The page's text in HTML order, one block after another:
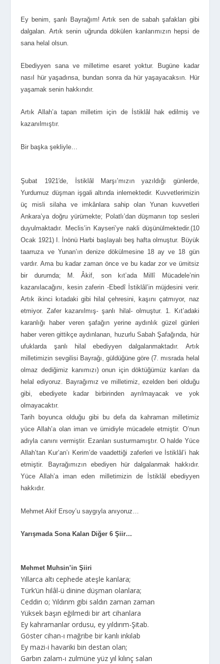
Ey benim, şanlı Bayrağım! Artık sen de sabah şafakları gibi
dalgalan. Artık senin uğrunda dökülen kanlarımızın hepsi de
sana helal olsun.
Ebediyyen sana ve milletime esaret yoktur. Bugüne kadar
nasıl hür yaşadınsa, bundan sonra da hür yaşayacaksın. Hür
yaşamak senin hakkındır.
Artık Allah’a tapan milletim için de İstiklâl hak edilmiş ve
kazanılmıştır.
Bir başka şekliyle…
Şubat 1921′de, İstiklâl Marşı’mızın yazıldığı günlerde,
Yurdumuz düşman işgali altında inlemektedir. Kuvvetlerimizin
üç misli silaha ve imkânlara sahip olan Yunan kuvvetleri
Ankara’ya doğru yürümekte; Polatlı’dan düşmanın top sesleri
duyulmaktadır. Meclis’in Kayseri’ye nakli düşünülmektedir.(10
Ocak 1921) I. İnönü Harbi başlayalı beş hafta olmuştur. Büyük
taarruza ve Yunan’ın denize dökülmesine 18 ay ve 18 gün
vardır. Ama bu kadar zaman önce ve bu kadar zor ve ümitsiz
bir durumda; M. Âkif, son kıt’ada Millî Mücadele’nin
kazanılacağını, kesin zaferin -Ebedî İstiklâl’in müjdesini verir.
Artık ikinci kıtadaki gibi hilal çehresini, kaşını çatmıyor, naz
etmiyor. Zafer kazanılmış- şanlı hilal- olmuştur. 1. Kıt’adaki
karanlığı haber veren şafağın yerine aydınlık güzel günleri
haber veren gittikçe aydınlanan, huzurlu Sabah Şafağında, hür
ufuklarda şanlı hilal ebediyyen dalgalanmaktadır. Artık
milletimizin sevgilisi Bayrağı, güldüğüne göre (7. mısrada helal
olmaz dediğimiz kanımızı) onun için döktüğümüz kanları da
helal ediyoruz. Bayrağımız ve milletimiz, ezelden beri olduğu
gibi, ebediyete kadar birbirinden ayrılmayacak ve yok
olmayacaktır.
Tarih boyunca olduğu gibi bu defa da kahraman milletimiz
yüce Allah’a olan iman ve ümidiyle mücadele etmiştir. O’nun
adıyla canını vermiştir. Ezanları susturmamıştır. O halde Yüce
Allah’tan Kur’an’ı Kerim’de vaadettiği zaferleri ve İstiklâl’i hak
etmiştir. Bayrağımızın ebediyen hür dalgalanmak hakkıdır.
Yüce Allah’a iman eden milletimizin de İstiklâl ebediyyen
hakkıdır.
Mehmet Akif Ersoy’u saygıyla anıyoruz…
Yarışmada Sona Kalan Diğer 6 Şiir…
Mehmet Muhsin’in Şiiri
Yıllarca altı cephede ateşle kanlara;
Türk’ün hilâl-ü dinine düşman olanlara;
Ceddin o; Yıldırım gibi saldın zaman zaman
Yüksek başın eğilmedi bir art cihanlara
Ey kahramanlar ordusu, ey yıldırım-Şitab.
Göster cihan-ı mağribe bir kanlı inkılab
Ey mazi-i havariki bin destan olan;
Garbın zalam-ı zulmüne yüz yıl kılınç salan